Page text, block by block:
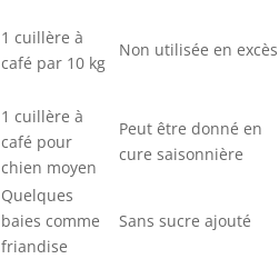
1 cuillère à
café par 10 kg
Non utilisée en excès
1 cuillère à
café pour
chien moyen
Peut être donné en
cure saisonnière
Quelques
baies comme
friandise
Sans sucre ajouté